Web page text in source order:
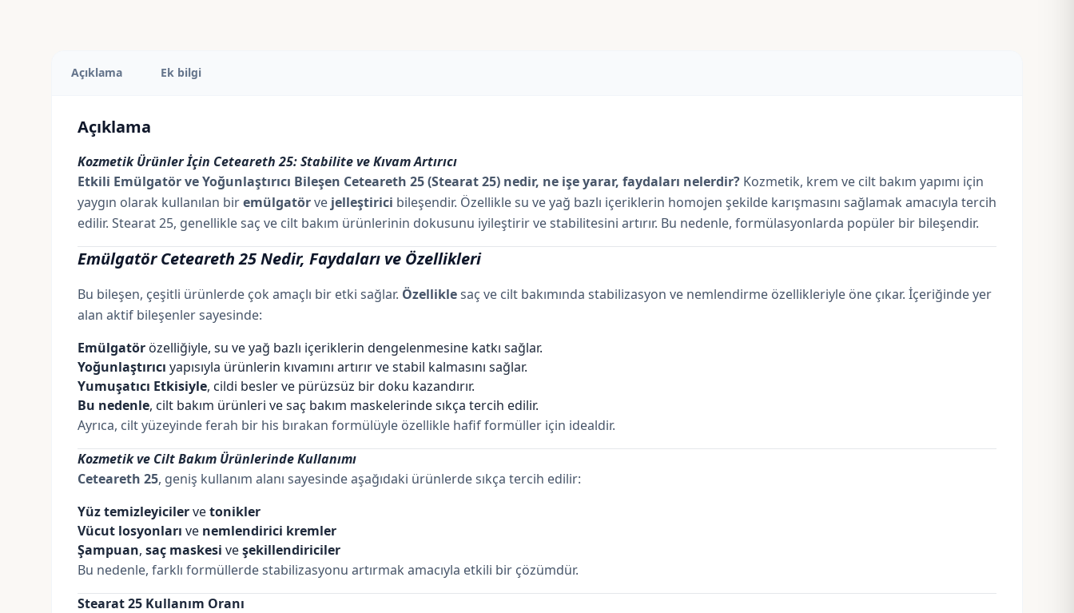
Açıklama Ek bilgi
Açıklama
Kozmetik Ürünler İçin Ceteareth 25: Stabilite ve Kıvam Artırıcı
Etkili Emülgatör ve Yoğunlaştırıcı Bileşen Ceteareth 25 (Stearat 25) nedir, ne işe yarar, faydaları nelerdir? Kozmetik, krem ve cilt bakım yapımı için
yaygın olarak kullanılan biremülgatörve jelleştirici bileşendir. Özellikle su ve yağ bazlı içeriklerin homojen şekilde karışmasını sağlamak amacıyla tercih
edilir. Stearat 25, genellikle saç ve cilt bakım ürünlerinin dokusunu iyileştirir ve stabilitesini artırır. Bu nedenle, formülasyonlarda popüler bir bileşendir.
Emülgatör Ceteareth 25 Nedir, Faydaları ve Özellikleri
Bu bileşen, çeşitli ürünlerde çok amaçlı bir etki sağlar. Özelliklesaç ve cilt bakımında stabilizasyon ve nemlendirme özellikleriyle öne çıkar. İçeriğinde yer
alan aktif bileşenler sayesinde:
Emülgatör özelliğiyle, su ve yağ bazlı içeriklerin dengelenmesine katkı sağlar.
Yoğunlaştırıcı yapısıyla ürünlerin kıvamını artırır ve stabil kalmasını sağlar.
Yumuşatıcı Etkisiyle, cildi besler ve pürüzsüz bir doku kazandırır.
Bu nedenle, cilt bakım ürünleri ve saç bakım maskelerinde sıkça tercih edilir.
Ayrıca, cilt yüzeyinde ferah bir his bırakan formülüyle özellikle hafif formüller için idealdir.
Kozmetik ve Cilt Bakım Ürünlerinde Kullanımı
Ceteareth 25, geniş kullanım alanı sayesinde aşağıdaki ürünlerde sıkça tercih edilir:
Yüz temizleyicilervetonikler
Vücut losyonları ve nemlendirici kremler
Şampuan, saç maskesi veşekillendiriciler
Bu nedenle, farklı formüllerde stabilizasyonu artırmak amacıyla etkili bir çözümdür.
Stearat 25 Kullanım Oranı